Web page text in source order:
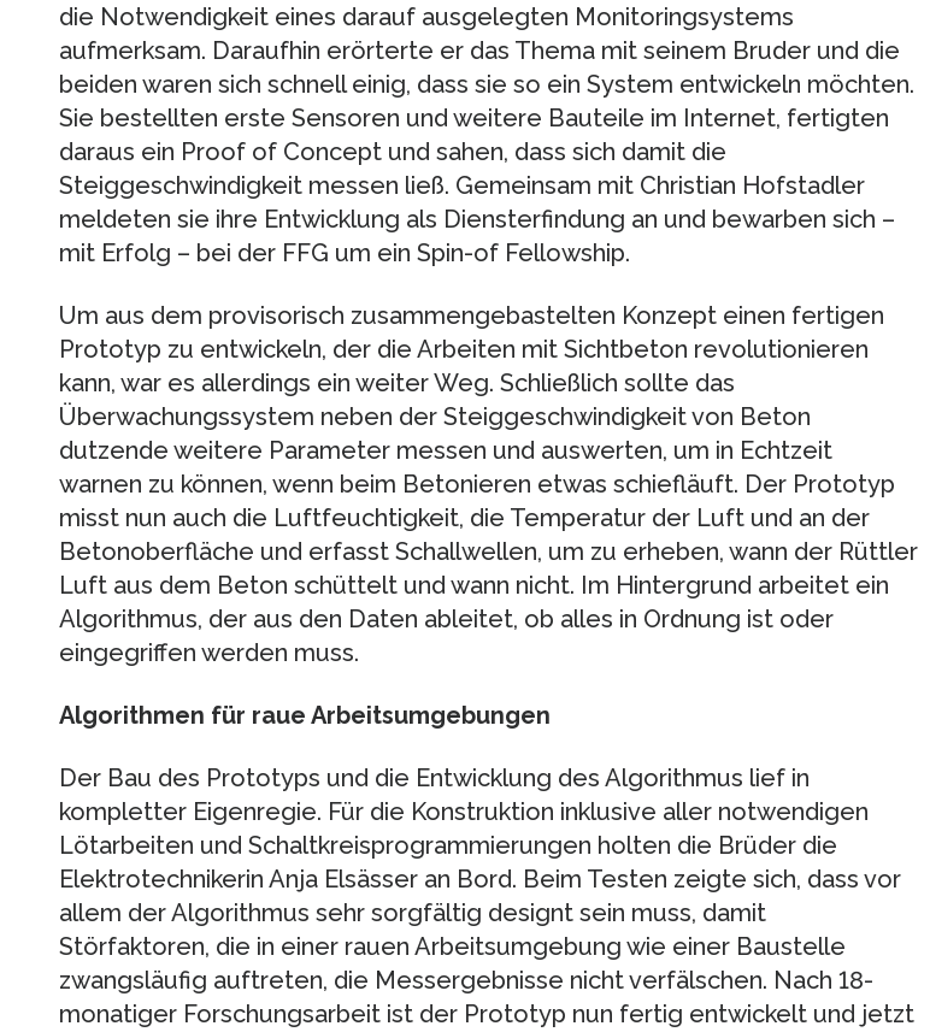
die Notwendigkeit eines darauf ausgelegten Monitoringsystems
aufmerksam. Daraufhin erörterte er das Thema mit seinem Bruder und die
beiden waren sich schnell einig, dass sie so ein System entwickeln möchten.
Sie bestellten erste Sensoren und weitere Bauteile im Internet, fertigten
daraus ein Proof of Concept und sahen, dass sich damit die
Steiggeschwindigkeit messen ließ. Gemeinsam mit Christian Hofstadler
meldeten sie ihre Entwicklung als Diensterfindung an und bewarben sich –
mit Erfolg – bei der FFG um ein Spin-of Fellowship.
Um aus dem provisorisch zusammengebastelten Konzept einen fertigen
Prototyp zu entwickeln, der die Arbeiten mit Sichtbeton revolutionieren
kann, war es allerdings ein weiter Weg. Schließlich sollte das
Überwachungssystem neben der Steiggeschwindigkeit von Beton
dutzende weitere Parameter messen und auswerten, um in Echtzeit
warnen zu können, wenn beim Betonieren etwas schiefläuft. Der Prototyp
misst nun auch die Luftfeuchtigkeit, die Temperatur der Luft und an der
Betonoberfläche und erfasst Schallwellen, um zu erheben, wann der Rüttler
Luft aus dem Beton schüttelt und wann nicht. Im Hintergrund arbeitet ein
Algorithmus, der aus den Daten ableitet, ob alles in Ordnung ist oder
eingegriffen werden muss.
Algorithmen für raue Arbeitsumgebungen
Der Bau des Prototyps und die Entwicklung des Algorithmus lief in
kompletter Eigenregie. Für die Konstruktion inklusive aller notwendigen
Lötarbeiten und Schaltkreisprogrammierungen holten die Brüder die
Elektrotechnikerin Anja Elsässer an Bord. Beim Testen zeigte sich, dass vor
allem der Algorithmus sehr sorgfältig designt sein muss, damit
Störfaktoren, die in einer rauen Arbeitsumgebung wie einer Baustelle
zwangsläufig auftreten, die Messergebnisse nicht verfälschen. Nach 18-
monatiger Forschungsarbeit ist der Prototyp nun fertig entwickelt und jetzt